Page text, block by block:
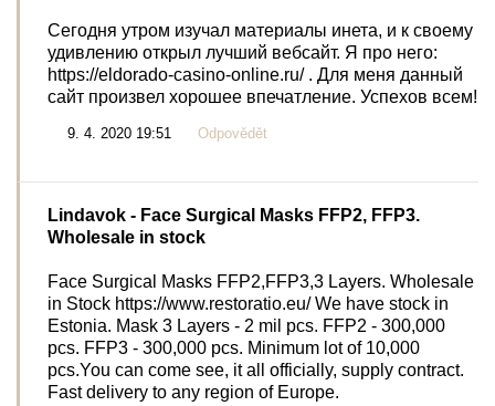
Сегодня утром изучал материалы инета, и к своему
удивлению открыл лучший вебсайт. Я про него:
https://eldorado-casino-online.ru/ . Для меня данный
сайт произвел хорошее впечатление. Успехов всем!
9. 4. 2020 19:51 Odpovědět
Lindavok - Face Surgical Masks FFP2, FFP3.
Wholesale in stock
Face Surgical Masks FFP2,FFP3,3 Layers. Wholesale
in Stock https://www.restoratio.eu/ We have stock in
Estonia. Mask 3 Layers - 2 mil pcs. FFP2 - 300,000
pcs. FFP3 - 300,000 pcs. Minimum lot of 10,000
pcs.You can come see, it all officially, supply contract.
Fast delivery to any region of Europe.